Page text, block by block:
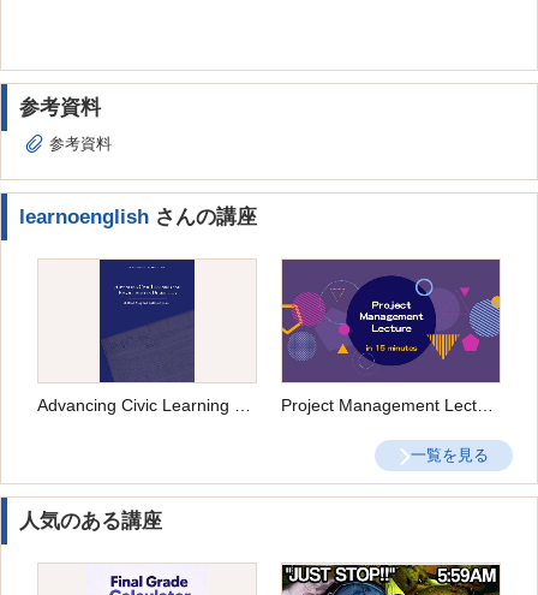
参考資料
参考資料
learnoenglish さんの講座
Advancing Civic Learning and Engagement in Democracy Project Management Lecture
一覧を見る
人気のある講座